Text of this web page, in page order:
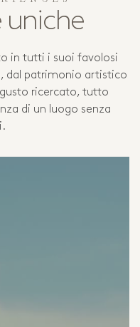
uniche
in tutti i suoi favolosi
dal patrimonio artistico
ricercato, tutto
di un luogo senza